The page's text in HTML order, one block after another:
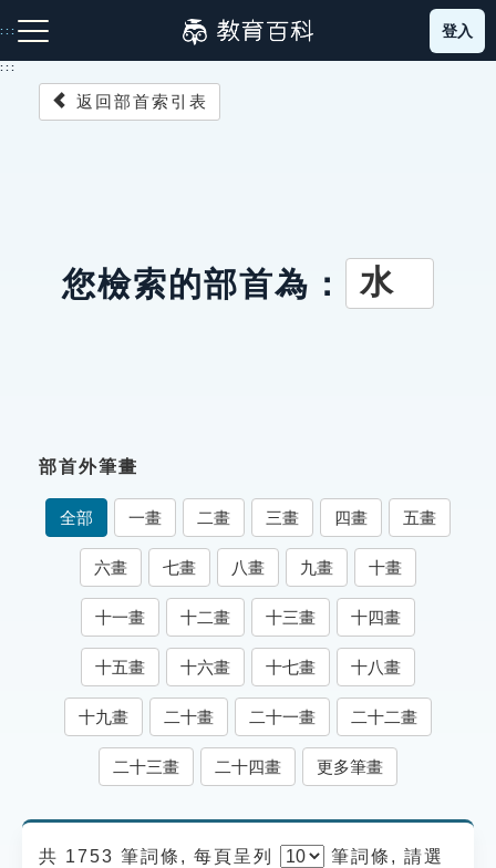
到
主
:::
成語故事
索引選單
知識索引
單字索引
生命大百科索引
遊戲專區
貓頭鷹博士
登入
:::
返回部首索引表
您檢索的部首為： 水
部首外筆畫
全部 一畫 二畫 三畫 四畫 五畫
六畫 七畫 八畫 九畫 十畫
十一畫 十二畫 十三畫 十四畫
十五畫 十六畫 十七畫 十八畫
十九畫 二十畫 二十一畫 二十二畫
二十三畫 二十四畫 更多筆畫
共 1753 筆詞條, 每頁呈列 筆詞條, 請選